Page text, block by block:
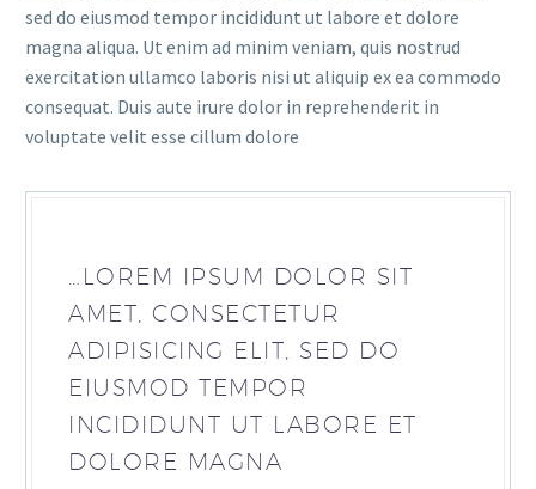
sed do eiusmod tempor incididunt ut labore et dolore
magna aliqua. Ut enim ad minim veniam, quis nostrud
exercitation ullamco laboris nisi ut aliquip ex ea commodo
consequat. Duis aute irure dolor in reprehenderit in
voluptate velit esse cillum dolore
…LOREM IPSUM DOLOR SIT
AMET, CONSECTETUR
ADIPISICING ELIT, SED DO
EIUSMOD TEMPOR
INCIDIDUNT UT LABORE ET
DOLORE MAGNA